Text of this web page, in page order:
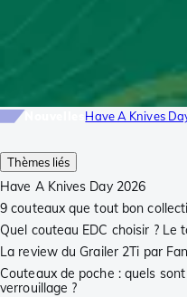
Thèmes liés
Have A Knives Day 2026
9 couteaux que tout bon
Quel couteau EDC choisir ? Le
La review du Grailer 2Ti par
Couteaux de poche : quels
verrouillage ?
Have A Knives